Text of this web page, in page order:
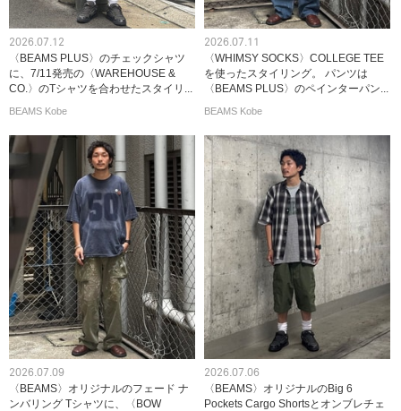
2026.07.12
〈BEAMS PLUS〉のチェックシャツ
に、7/11発売の〈WAREHOUSE &
CO.〉のTシャツを合わせたスタイリ...
BEAMS Kobe
2026.07.11
〈WHIMSY SOCKS〉COLLEGE TEE
を使ったスタイリング。 パンツは
〈BEAMS PLUS〉のペインターパン...
BEAMS Kobe
2026.07.09
〈BEAMS〉オリジナルのフェード ナ
ンバリング Tシャツに、〈BOW
2026.07.06
〈BEAMS〉オリジナルのBig 6
Pockets Cargo Shortsとオンブレチェ